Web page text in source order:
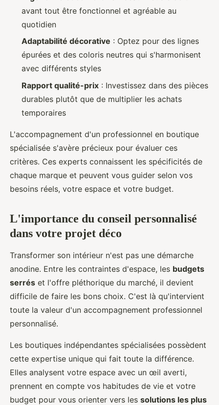
avant tout être fonctionnel et agréable au
quotidien
Adaptabilité décorative : Optez pour des lignes
épurées et des coloris neutres qui s'harmonisent
avec différents styles
Rapport qualité-prix : Investissez dans des pièces
durables plutôt que de multiplier les achats
temporaires
L'accompagnement d'un professionnel en boutique
spécialisée s'avère précieux pour évaluer ces
critères. Ces experts connaissent les spécificités de
chaque marque et peuvent vous guider selon vos
besoins réels, votre espace et votre budget.
L'importance du conseil personnalisé
dans votre projet déco
Transformer son intérieur n'est pas une démarche
anodine. Entre les contraintes d'espace, les budgets
serrés et l'offre pléthorique du marché, il devient
difficile de faire les bons choix. C'est là qu'intervient
toute la valeur d'un accompagnement professionnel
personnalisé.
Les boutiques indépendantes spécialisées possèdent
cette expertise unique qui fait toute la différence.
Elles analysent votre espace avec un œil averti,
prennent en compte vos habitudes de vie et votre
budget pour vous orienter vers les solutions les plus